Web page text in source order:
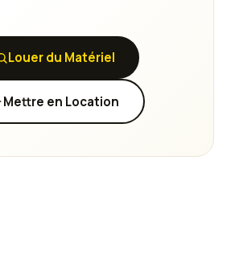
Louer du Matériel
Mettre en Location